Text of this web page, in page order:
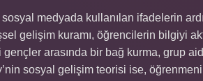
medyada kullanılan ifadelerin
gelişim kuramı, öğrencilerin bilgiyi
gençler arasında bir bağ kurma, grup
sosyal gelişim teorisi ise,